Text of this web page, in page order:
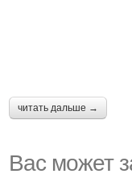
читать дальше →
Вас может